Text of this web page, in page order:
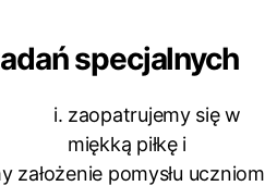
specjalnych
zaopatrujemy się w
miękką piłkę i
założenie pomysłu uczniom